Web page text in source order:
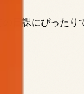
日課にぴったり